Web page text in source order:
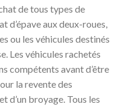
de tous types de
d’épave aux deux-roues,
ou les véhicules destinés
Les véhicules rachetés
compétents avant d’être
la revente des
d’un broyage. Tous les